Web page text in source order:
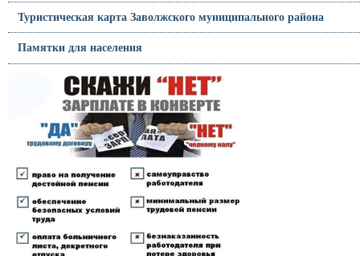
Туристическая карта Заволжского муниципального района
Памятки для населения